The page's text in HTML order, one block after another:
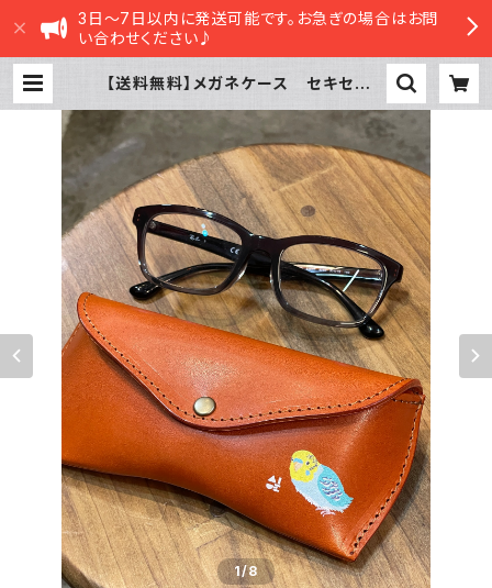
3日～7日以内に発送可能です。お急ぎの場合はお問
い合わせください♪
【送料無料】メガネケース セキセイイ
ッドブラウン せきせいいんこ 栃
木レザー | sasatte STORE|ささっ
てストア
1/8